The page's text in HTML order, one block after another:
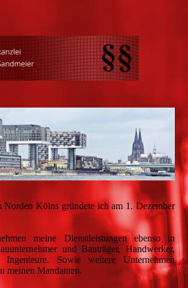
Kölns gründete ich am 1. Dezember
meine Dienstleistungen ebenso in
und Bauträger, Handwerker,
Sowie weitere Unternehmen
meinen Mandanten.